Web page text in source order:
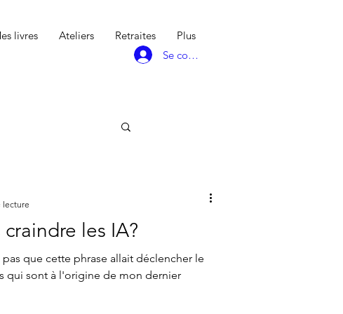
livres Ateliers Retraites
Plus
Se connecter
les IA?
que cette phrase allait déclencher le
qui sont à l'origine de mon dernier
lecture